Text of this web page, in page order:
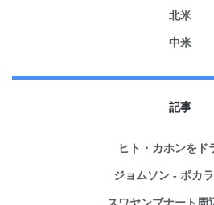
北米
中米
記事
ヒト・カホンをド
ジョムソン - ポカ